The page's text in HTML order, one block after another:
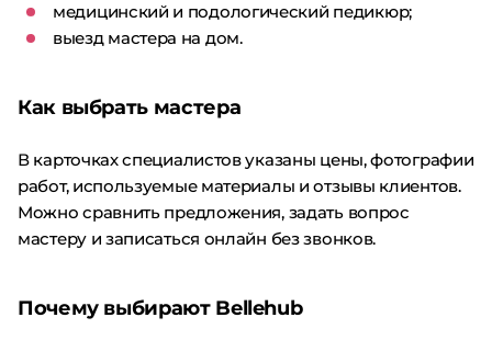
медицинский и подологический педикюр;
выезд мастера на дом.
Как выбрать мастера
В карточках специалистов указаны цены, фотографии
работ, используемые материалы и отзывы клиентов.
Можно сравнить предложения, задать вопрос
мастеру и записаться онлайн без звонков.
Почему выбирают Bellehub